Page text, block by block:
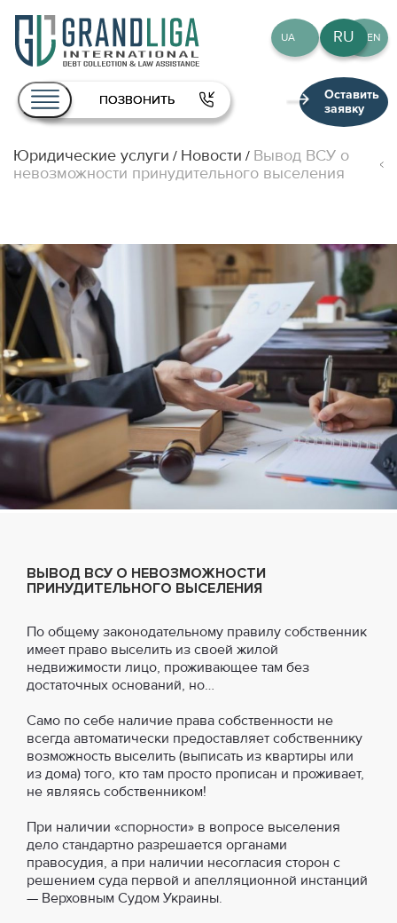
О нас
Публикации
Контакты
EN
RU
UA EN
ПОЗВОНИТЬ
Оставить
заявку
Юридические услуги / Новости / Вывод ВСУ о
невозможности принудительного выселения
ВЫВОД ВСУ О НЕВОЗМОЖНОСТИ
ПРИНУДИТЕЛЬНОГО ВЫСЕЛЕНИЯ
По общему законодательному правилу собственник
имеет право выселить из своей жилой
недвижимости лицо, проживающее там без
достаточных оснований, но…
Само по себе наличие права собственности не
всегда автоматически предоставляет собственнику
возможность выселить (выписать из квартиры или
из дома) того, кто там просто прописан и проживает,
не являясь собственником!
При наличии «спорности» в вопросе выселения
дело стандартно разрешается органами
правосудия, а при наличии несогласия сторон с
решением суда первой и апелляционной инстанций
— Верховным Судом Украины.